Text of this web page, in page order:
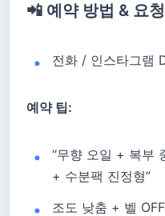
📲 예약 방법 & 요
전화 / 인스타그램
예약 팁:
“무향 오일 + 복부
+ 수분팩 진정형”
조도 낮춤 + 벨